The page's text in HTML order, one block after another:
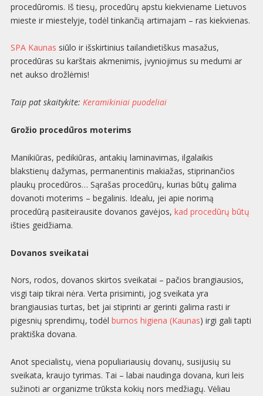
procedūromis. Iš tiesų, procedūrų apstu kiekviename Lietuvos
mieste ir miestelyje, todėl tinkančią artimajam – ras kiekvienas.
SPA Kaunas siūlo ir išskirtinius tailandietiškus masažus,
procedūras su karštais akmenimis, įvyniojimus su medumi ar
net aukso drožlėmis!
Taip pat skaitykite: Keramikiniai puodeliai
Grožio procedūros moterims
Manikiūras, pedikiūras, antakių laminavimas, ilgalaikis
blakstienų dažymas, permanentinis makiažas, stiprinančios
plaukų procedūros… Sąrašas procedūrų, kurias būtų galima
dovanoti moterims – begalinis. Idealu, jei apie norimą
procedūrą pasiteirausite dovanos gavėjos, kad procedūrų būtų
išties geidžiama.
Dovanos sveikatai
Nors, rodos, dovanos skirtos sveikatai – pačios brangiausios,
visgi taip tikrai nėra. Verta prisiminti, jog sveikata yra
brangiausias turtas, bet jai stiprinti ar gerinti galima rasti ir
pigesnių sprendimų, todėl burnos higiena (Kaunas) irgi gali tapti
praktiška dovana.
Anot specialistų, viena populiariausių dovanų, susijusių su
sveikata, kraujo tyrimas. Tai – labai naudinga dovana, kuri leis
sužinoti ar organizme trūksta kokių nors medžiagų. Vėliau